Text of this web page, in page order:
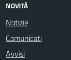
NOVITÀ
Notizie
Comunicati
Avvisi